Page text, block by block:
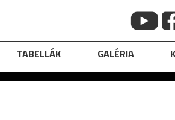
TABELLÁK GALÉRIA